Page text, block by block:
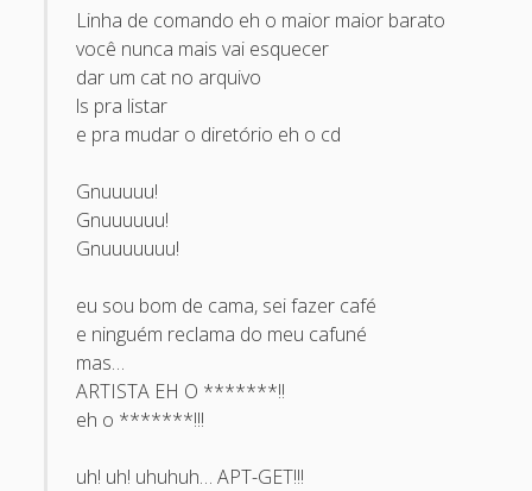
Recent Comments
Maicon Fonseca ZancoonProtegendo a console
administrativa contra ataques de brute force
alexoson Protegendo a console administrativa contra
Gilson Cameloon
contra ataques de brute force
com evasão do Ossec HIDS
Rafael Gomes onNginx – Implantação e hardening do
nginx no Debian
Linha de comando eh o maior maior barato
você nunca mais vai esquecer
dar um cat no arquivo
ls pra listar
e pra mudar o diretório eh o cd
Gnuuuuu!
Gnuuuuuu!
Gnuuuuuuu!
eu sou bom de cama, sei fazer café
e ninguém reclama do meu cafuné
mas…
ARTISTA EH O *******!!
eh o *******!!!
uh! uh! uhuhuh… APT-GET!!!